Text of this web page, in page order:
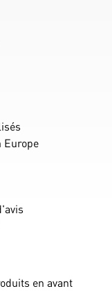
Europe
en avant